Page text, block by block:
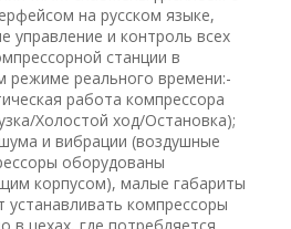
на русском языке,
управление и контроль всех
станции в
режиме реального времени:-
работа компрессора
Холостой ход/Остановка);
и вибрации (воздушные
оборудованы
корпусом), малые габариты
устанавливать компрессоры